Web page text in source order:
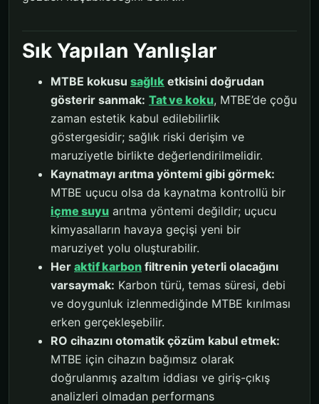
Sık Yapılan Yanlışlar
MTBE kokusu sağlık etkisini doğrudan
gösterir sanmak: Tat ve koku, MTBE’de çoğu
zaman estetik kabul edilebilirlik
göstergesidir; sağlık riski derişim ve
maruziyetle birlikte değerlendirilmelidir.
Kaynatmayı arıtma yöntemi gibi görmek:
MTBE uçucu olsa da kaynatma kontrollü bir
içme suyu arıtma yöntemi değildir; uçucu
kimyasalların havaya geçişi yeni bir
maruziyet yolu oluşturabilir.
Her aktif karbon filtrenin yeterli olacağını
varsaymak: Karbon türü, temas süresi, debi
ve doygunluk izlenmediğinde MTBE kırılması
erken gerçekleşebilir.
RO cihazını otomatik çözüm kabul etmek:
MTBE için cihazın bağımsız olarak
doğrulanmış azaltım iddiası ve giriş-çıkış
analizleri olmadan performans